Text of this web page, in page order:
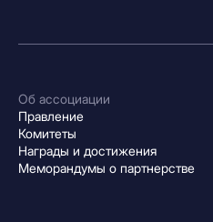
Об ассоциации
Правление
Комитеты
Награды и достижения
Меморандумы о партнерстве